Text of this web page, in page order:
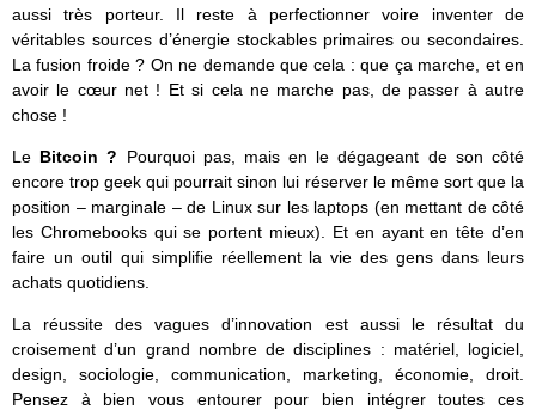
aussi très porteur. Il reste à perfectionner voire inventer de
véritables sources d’énergie stockables primaires ou secondaires.
La fusion froide ? On ne demande que cela : que ça marche, et en
avoir le cœur net ! Et si cela ne marche pas, de passer à autre
chose !
Le Bitcoin ? Pourquoi pas, mais en le dégageant de son côté
encore trop geek qui pourrait sinon lui réserver le même sort que la
position – marginale – de Linux sur les laptops (en mettant de côté
les Chromebooks qui se portent mieux). Et en ayant en tête d’en
faire un outil qui simplifie réellement la vie des gens dans leurs
achats quotidiens.
La réussite des vagues d’innovation est aussi le résultat du
croisement d’un grand nombre de disciplines : matériel, logiciel,
design, sociologie, communication, marketing, économie, droit.
Pensez à bien vous entourer pour bien intégrer toutes ces